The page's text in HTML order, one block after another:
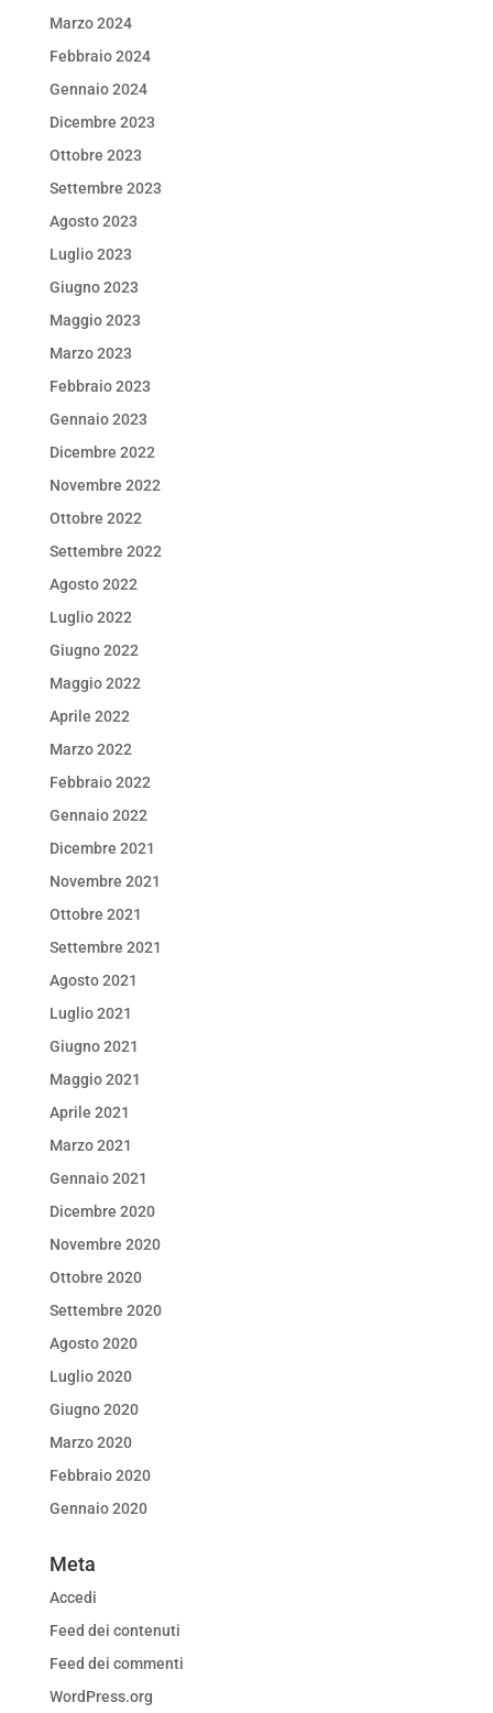
Marzo 2024
Febbraio 2024
Gennaio 2024
Dicembre 2023
Ottobre 2023
Settembre 2023
Agosto 2023
Luglio 2023
Giugno 2023
Maggio 2023
Marzo 2023
Febbraio 2023
Gennaio 2023
Dicembre 2022
Novembre 2022
Ottobre 2022
Settembre 2022
Agosto 2022
Luglio 2022
Giugno 2022
Maggio 2022
Aprile 2022
Marzo 2022
Febbraio 2022
Gennaio 2022
Dicembre 2021
Novembre 2021
Ottobre 2021
Settembre 2021
Agosto 2021
Luglio 2021
Giugno 2021
Maggio 2021
Aprile 2021
Marzo 2021
Gennaio 2021
Dicembre 2020
Novembre 2020
Ottobre 2020
Settembre 2020
Agosto 2020
Luglio 2020
Giugno 2020
Marzo 2020
Febbraio 2020
Gennaio 2020
Meta
Accedi
Feed dei contenuti
Feed dei commenti
WordPress.org